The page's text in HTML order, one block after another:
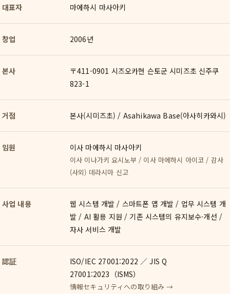
대표자 마에하시 마사아키
창업 2006년
본사
〒411-0901 시즈오카현 슨토군 시미즈초 신주쿠
823-1
거점 본사(시미즈초) / Asahikawa Base(아사히카와시)
임원 이사 마에하시 마사아키
이사 이나가키 요시노부 / 이사 마에하시 아이코 / 감사
(사외) 데라시마 신고
사업 내용
웹 시스템 개발 / 스마트폰 앱 개발 / 업무 시스템 개
발 / AI 활용 지원 / 기존 시스템의 유지보수·개선 /
자사 서비스 개발
認証
ISO/IEC 27001:2022 ／ JIS Q
27001:2023（ISMS）
情報セキュリティへの取り組み →